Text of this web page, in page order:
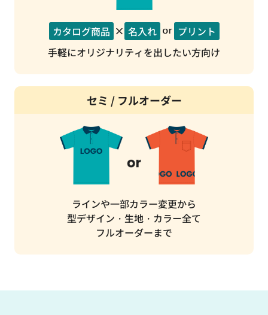
カタログ商品 名入れ
プリント
手軽にオリジナリティを出したい方向け
セミ / フルオーダー
ラインや一部カラー変更から
型デザイン・生地・カラー全て
フルオーダーまで